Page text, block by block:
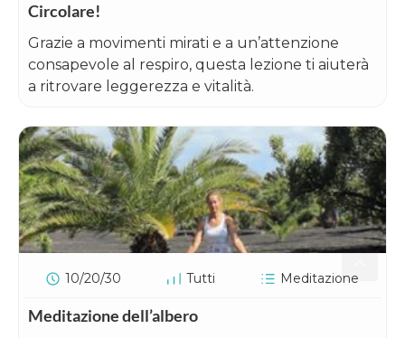
Circolare!
Grazie a movimenti mirati e a un’attenzione
consapevole al respiro, questa lezione ti aiuterà
a ritrovare leggerezza e vitalità.
10/20/30 Tutti Meditazione
Meditazione dell’albero